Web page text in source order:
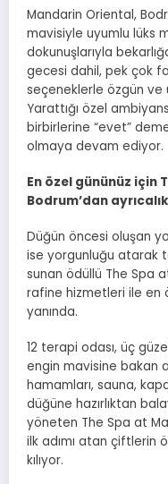
Mandarin Oriental,
mavisiyle uyumlu lüks
dokunuşlarıyla
gecesi dahil, pek çok
seçeneklerle özgün ve
Yarattığı özel
birbirlerine “evet”
olmaya devam ediyor.
En özel gününüz için
Bodrum’dan
Düğün öncesi oluşan
ise yorgunluğu atarak
sunan ödüllü The Spa
rafine hizmetleri ile en
yanında.
12 terapi odası, üç
engin mavisine bakan
hamamları, sauna,
düğüne hazırlıktan
yöneten The Spa at
ilk adımı atan çiftlerin
kılıyor.